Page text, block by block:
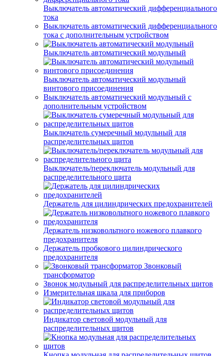
Выключатель автоматический дифференциального
тока
Выключатель автоматический дифференциального
тока с дополнительным устройством
Выключатель автоматический модульный
Выключатель автоматический модульный
винтового присоединения
Выключатель автоматический модульный с
дополнительным устройством
Выключатель сумеречный модульный для
распределительных щитов
Выключатель/переключатель модульный для
распределительного щита
Держатель для цилиндрических предохранителей
Держатель низковольтного ножевого плавкого
предохранителя
Держатель пробкового цилиндрического
предохранителя
Звонковый
трансформатор
Звонок модульный для распределительных щитов
Измерительная шкала для приборов
Индикатор световой модульный для
распределительных щитов